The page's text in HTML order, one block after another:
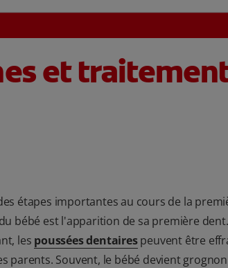
et
étapes importantes au cours de la
bébé est l'apparition de sa première dent.
les poussées dentairespeuvent être
parents. Souvent, le bébé devient